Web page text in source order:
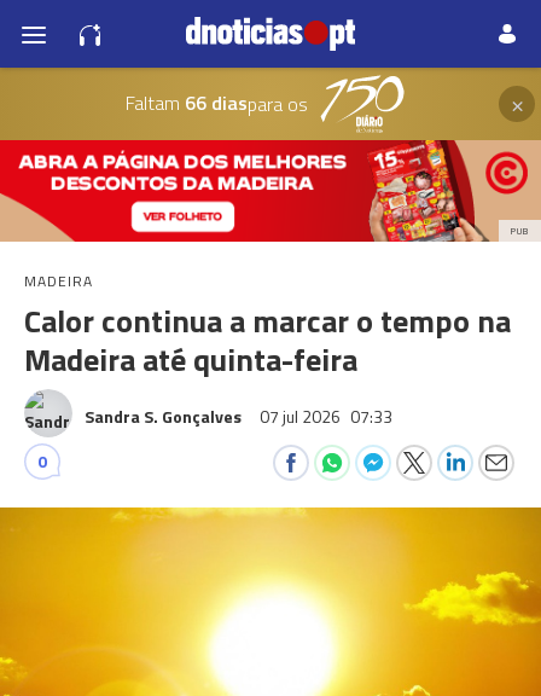
Faltam 66 diaspara os ×
PUB
MADEIRA
Calor continua a marcar o tempo na
Madeira até quinta-feira
Sandra S. Gonçalves 07 jul 2026 07:33
0